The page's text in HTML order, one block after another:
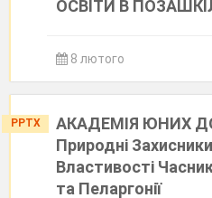
ОСВІТИ В
8 лютого
PPTX
АКАДЕМІЯ ЮНИХ
Природні
Властивості
та Пеларгонії